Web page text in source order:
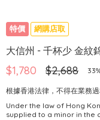
特價 網購店取
大信州 - 千杯少 金紋
$1,780 $2,688
根據香港法律，不得在業務
Under the law of Hong
supplied to a minor in the